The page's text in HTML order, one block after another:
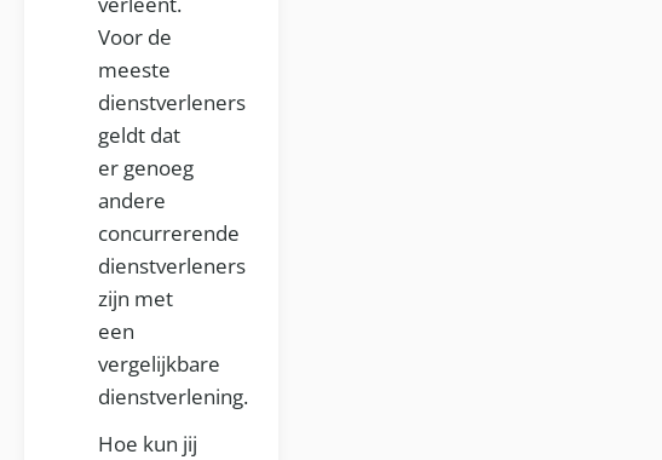
Voor de
meeste
dienstverleners
geldt dat
er genoeg
andere
concurrerende
dienstverleners
zijn met
een
vergelijkbare
dienstverlening.
Hoe kun jij